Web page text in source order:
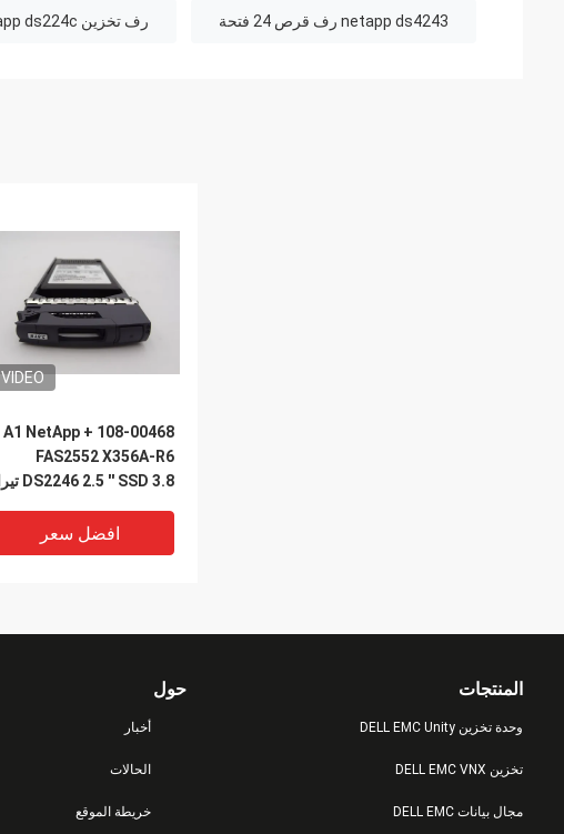
netapp ds4243 رف قرص 24 فتحة رف تخزين netapp ds224c
VIDEO
108-00468 + A1 NetApp
FAS2552 X356A-R6
DS2246 2.5 '' SSD 3.8 تيرا
افضل سعر
حول
أخبار
الحالات
خريطة الموقع
المنتجات
وحدة تخزين DELL EMC Unity
تخزين DELL EMC VNX
مجال بيانات DELL EMC